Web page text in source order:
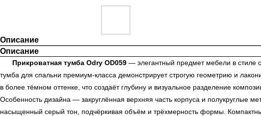
Описание
Описание
Прикроватная тумба Odry OD059 — элегантный предмет мебели в стиле
тумба для спальни премиум-класса демонстрирует строгую геометрию и
в более тёмном оттенке, что создаёт глубину и визуальное разделение
Особенность дизайна — закруглённая верхняя часть корпуса и полукруглые
насыщенный серый тон, подчёркивая объём и трёхмерность формы.